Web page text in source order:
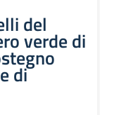
del
verde di
di